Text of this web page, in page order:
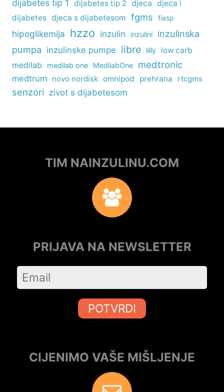
dijabetes tip 1 dijabetes tip 2 djeca djeca i
dijabetes djeca s dijabetesom fgms fiasp
hipoglikemija hzzo inzulin inzulini
inzulinska
pumpa inzulinske pumpe libre lilly low carb
medilab medilab one MedilabOne medtronic
medtrum novo nordisk omnipod prehrana rtcgms
senzori zivot s dijabetesom
TIM NAINZULINU.COM
PRIJAVA NA NEWSLETTER
POTVRDI
CIJENIMO VAŠE MIŠLJENJE